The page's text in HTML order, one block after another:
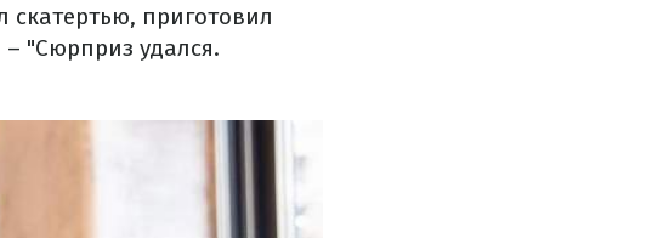
скатертью, приготовил
"Сюрприз удался.